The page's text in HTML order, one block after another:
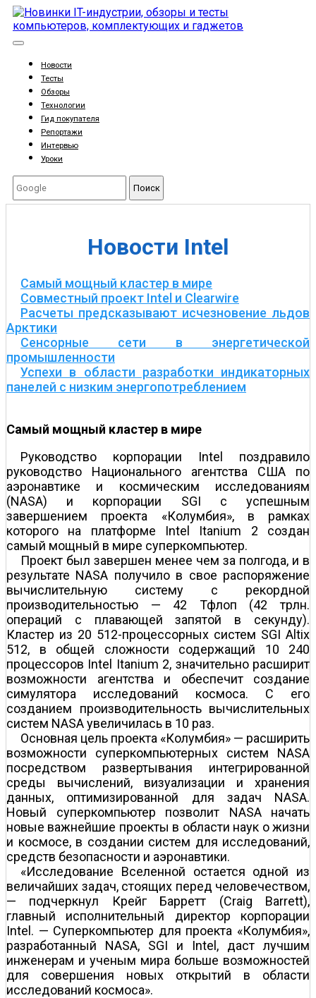
Новости
Тесты
Обзоры
Технологии
Гид покупателя
Репортажи
Интервью
Уроки
Поиск
Новости Intel
Самый мощный кластер в мире
Совместный проект Intel и Clearwire
Расчеты предсказывают исчезновение льдов
Арктики
Сенсорные сети в энергетической
промышленности
Успехи в области разработки индикаторных
панелей с низким энергопотреблением
Самый мощный кластер в мире
Руководство корпорации Intel поздравило
руководство Национального агентства США по
аэронавтике и космическим исследованиям
(NASA) и корпорации SGI с успешным
завершением проекта «Колумбия», в рамках
которого на платформе Intel Itanium 2 создан
самый мощный в мире суперкомпьютер.
Проект был завершен менее чем за полгода, и в
результате NASA получило в свое распоряжение
вычислительную систему с рекордной
производительностью — 42 Тфлоп (42 трлн.
операций с плавающей запятой в секунду).
Кластер из 20 512-процессорных систем SGI Altix
512, в общей сложности содержащий 10 240
процессоров Intel Itanium 2, значительно расширит
возможности агентства и обеспечит создание
симулятора исследований космоса. С его
созданием производительность вычислительных
систем NASA увеличилась в 10 раз.
Основная цель проекта «Колумбия» — расширить
возможности суперкомпьютерных систем NASA
посредством развертывания интегрированной
среды вычислений, визуализации и хранения
данных, оптимизированной для задач NASA.
Новый суперкомпьютер позволит NASA начать
новые важнейшие проекты в области наук о жизни
и космосе, в создании систем для исследований,
средств безопасности и аэронавтики.
«Исследование Вселенной остается одной из
величайших задач, стоящих перед человечеством,
— подчеркнул Крейг Барретт (Craig Barrett),
главный исполнительный директор корпорации
Intel. — Суперкомпьютер для проекта «Колумбия»,
разработанный NASA, SGI и Intel, даст лучшим
инженерам и ученым мира больше возможностей
для совершения новых открытий в области
исследований космоса».